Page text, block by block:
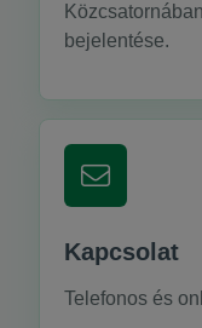
bejelentése.
Kapcsolat
Telefonos és